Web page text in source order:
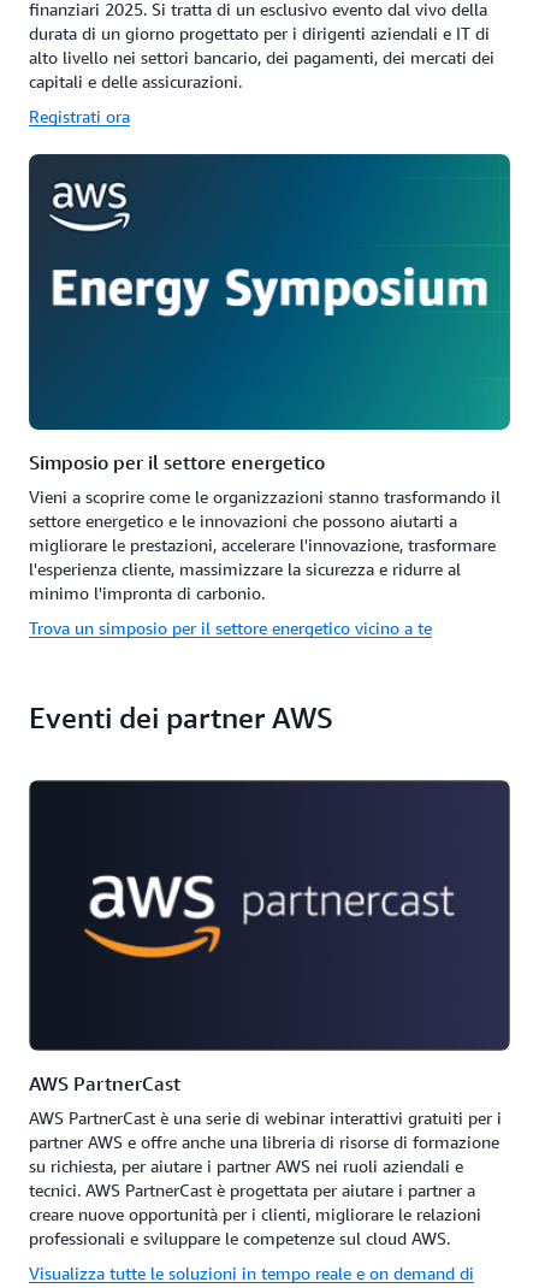
finanziari 2025. Si tratta di un esclusivo evento dal vivo della
durata di un giorno progettato per i dirigenti aziendali e IT di
alto livello nei settori bancario, dei pagamenti, dei mercati dei
capitali e delle assicurazioni.
Registrati ora
Simposio per il settore energetico
Vieni a scoprire come le organizzazioni stanno trasformando il
settore energetico e le innovazioni che possono aiutarti a
migliorare le prestazioni, accelerare l'innovazione, trasformare
l'esperienza cliente, massimizzare la sicurezza e ridurre al
minimo l'impronta di carbonio.
Trova un simposio per il settore energetico vicino a te
Eventi dei partner AWS
AWS PartnerCast
AWS PartnerCast è una serie di webinar interattivi gratuiti per i
partner AWS e offre anche una libreria di risorse di formazione
su richiesta, per aiutare i partner AWS nei ruoli aziendali e
tecnici. AWS PartnerCast è progettata per aiutare i partner a
creare nuove opportunità per i clienti, migliorare le relazioni
professionali e sviluppare le competenze sul cloud AWS.
Visualizza tutte le soluzioni in tempo reale e on demand di